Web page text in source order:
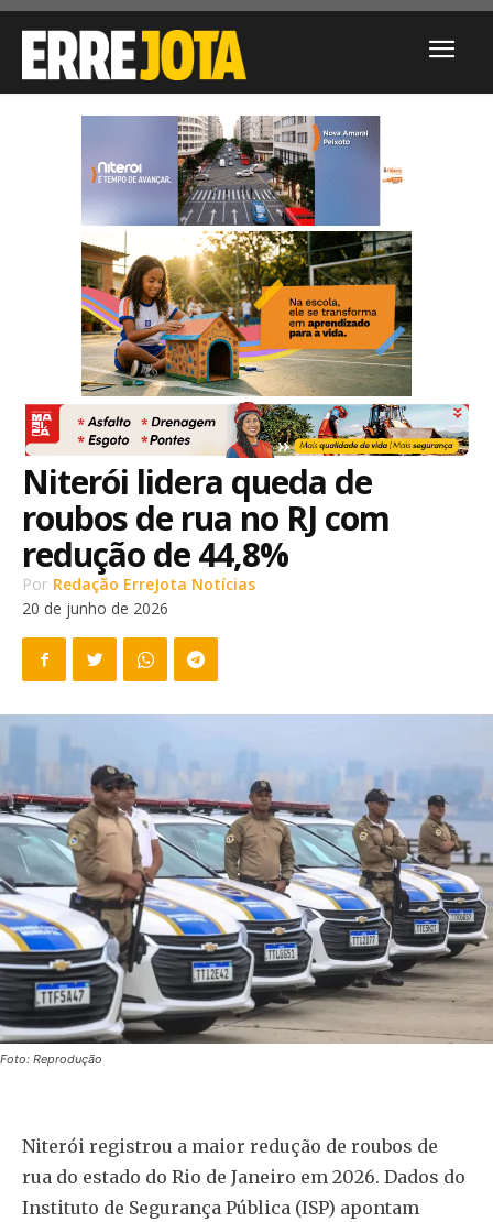
Niterói lidera queda de
roubos de rua no RJ com
redução de 44,8%
Por Redação ErreJota Notícias
20 de junho de 2026
Foto: Reprodução
Niterói registrou a maior redução de roubos de
rua do estado do Rio de Janeiro em 2026. Dados do
Instituto de Segurança Pública (ISP) apontam